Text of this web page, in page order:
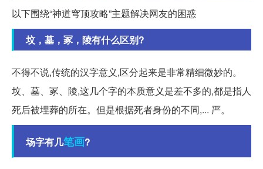
以下围绕“神道穹顶攻略”主题解决网友的困惑
坟，墓，冢，陵有什么区别?
不得不说,传统的汉字意义,区分起来是非常精细微妙的。
坟、墓、冢、陵,这几个字的本质意义是差不多的,都是指人
死后被埋葬的所在。但是根据死者身份的不同,... 严。
场字有几笔画?